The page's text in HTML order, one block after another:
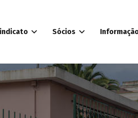
Sócios